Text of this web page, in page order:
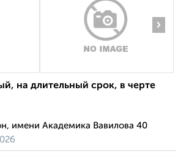
›
на длительный срок, в черте
имени Академика Вавилова 40